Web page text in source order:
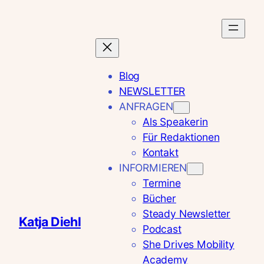
Katja Diehl
Blog
NEWSLETTER
ANFRAGEN
Als Speakerin
Für Redaktionen
Kontakt
INFORMIEREN
Termine
Bücher
Steady Newsletter
Podcast
She Drives Mobility
Academy